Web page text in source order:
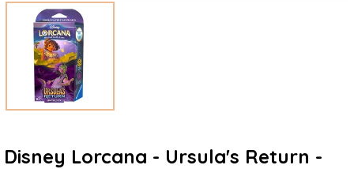
Disney Lorcana - Ursula's Return -